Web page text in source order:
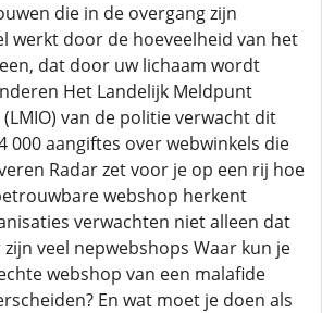
die in de overgang zijn
werkt door de hoeveelheid van het
dat door uw lichaam wordt
Het Landelijk Meldpunt
van de politie verwacht dit
000 aangiftes over webwinkels die
Radar zet voor je op een rij hoe
webshop herkent
verwachten niet alleen dat
veel nepwebshops Waar kun je
webshop van een malafide
En wat moet je doen als